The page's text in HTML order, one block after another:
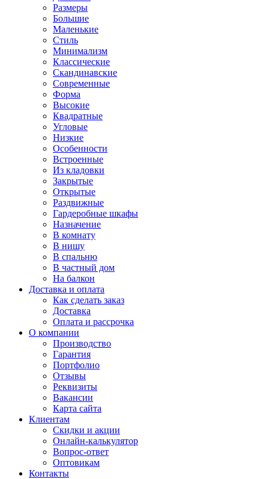
Размеры
Большие
Маленькие
Стиль
Минимализм
Классические
Скандинавские
Современные
Форма
Высокие
Квадратные
Угловые
Низкие
Особенности
Встроенные
Из кладовки
Закрытые
Открытые
Раздвижные
Гардеробные шкафы
Назначение
В комнату
В нишу
В спальню
В частный дом
На балкон
Доставка и оплата
Как сделать заказ
Доставка
Оплата и рассрочка
О компании
Производство
Гарантия
Портфолио
Отзывы
Реквизиты
Вакансии
Карта сайта
Клиентам
Скидки и акции
Онлайн-калькулятор
Вопрос-ответ
Оптовикам
Контакты